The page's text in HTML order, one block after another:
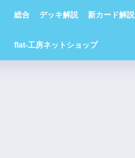
総合 デッキ解説 新カード解説
flat-工房ネットショップ